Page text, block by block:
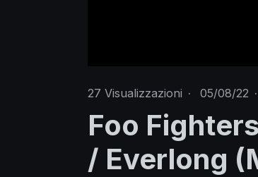
27 Visualizzazioni · 05/08/22 ·
Foo
/ Everlong